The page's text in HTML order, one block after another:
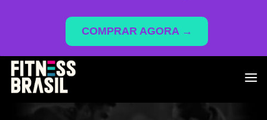
COMPRAR AGORA →
Skip
content